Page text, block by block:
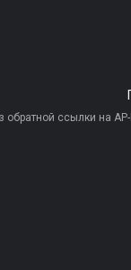
обратной ссылки на